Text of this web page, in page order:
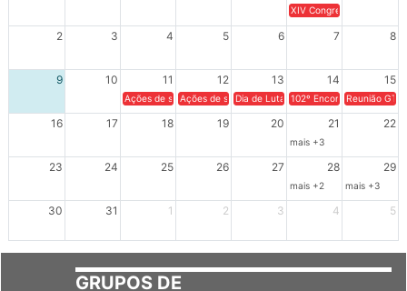
XIV Congresso Brasileiro
2 3 4 5 6 7 8
9 10 11 12 13 14 15
Ações de solidariedade a Cuba no Rio Grande do Sul - 100
Ações de solidariedade a Cuba no Rio Grande do
Dia de Luta em Defesa de Cuba e da
102º Encontro da
Reunião
16 17 18 19 20 21 22
mais +3
23 24 25 26 27 28 29
mais +2 mais +3
30 31 1 2 3 4 5
GRUPOS DE